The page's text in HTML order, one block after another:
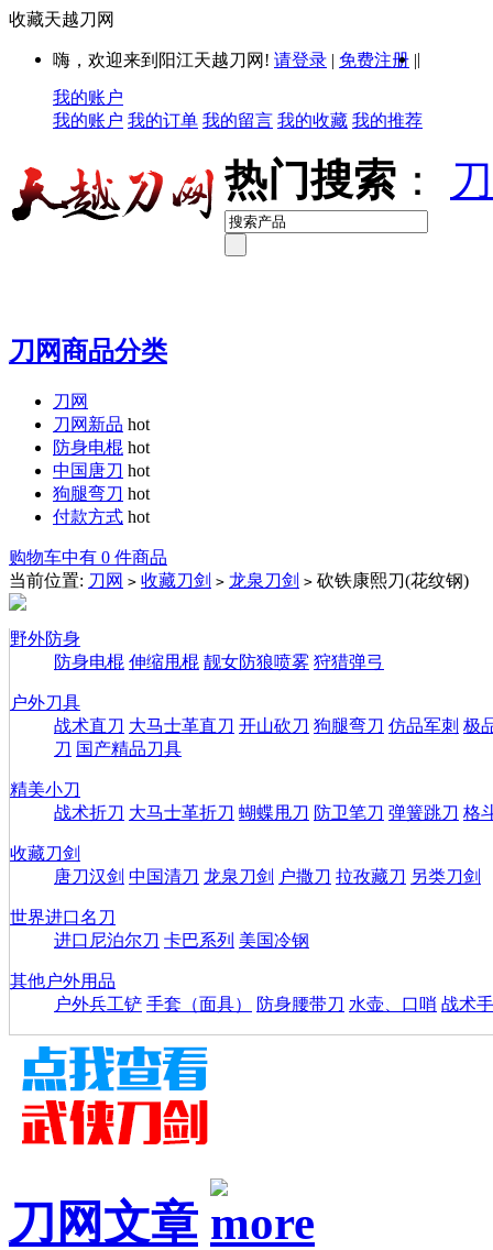
收藏天越刀网
嗨，欢迎来到阳江天越刀网! 请登录 | 免费注册 ||
我的账户
我的账户 我的订单 我的留言 我的收藏 我的推荐
热门搜索 ：
刀网商品分类
刀网
刀网新品 hot
防身电棍 hot
中国唐刀 hot
狗腿弯刀 hot
付款方式 hot
购物车中有 0 件商品
当前位置: 刀网 > 收藏刀剑 > 龙泉刀剑 > 砍铁康熙刀(花纹钢)
野外防身
防身电棍 伸缩甩棍 靓女防狼喷雾 狩猎弹弓
户外刀具
战术直刀 大马士革直刀 开山砍刀 狗腿弯刀 仿品军刺 极
刀 国产精品刀具
精美小刀
战术折刀 大马士革折刀 蝴蝶甩刀 防卫笔刀 弹簧跳刀 格
收藏刀剑
唐刀汉剑 中国清刀 龙泉刀剑 户撒刀 拉孜藏刀 另类刀剑
世界进口名刀
进口尼泊尔刀 卡巴系列 美国冷钢
其他户外用品
户外兵工铲 手套（面具） 防身腰带刀 水壶、口哨 战术
刀网文章